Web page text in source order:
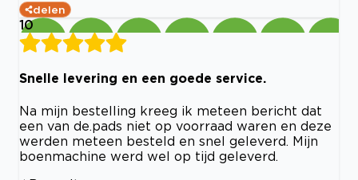
delen
10
Snelle levering en een goede service.
Na mijn bestelling kreeg ik meteen bericht dat
een van de.pads niet op voorraad waren en deze
werden meteen besteld en snel geleverd. Mijn
boenmachine werd wel op tijd geleverd.